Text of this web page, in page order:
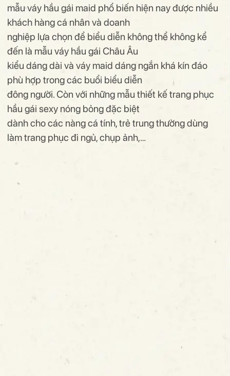
mẫu váy hầu gái maid phổ biến hiện nay được nhiều
khách hàng cá nhân và doanh
nghiệp lựa chọn để biểu diễn không thể không kể
đến là mẫu váy hầu gái Châu Âu
kiểu dáng dài và váy maid dáng ngắn khá kín đáo
phù hợp trong các buổi biểu diễn
đông người. Còn với những mẫu thiết kế trang phục
hầu gái sexy nóng bỏng đặc biệt
dành cho các nàng cá tính, trẻ trung thường dùng
làm trang phục đi ngủ, chụp ảnh,…